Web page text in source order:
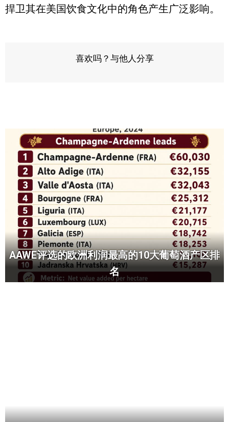
捍卫其在美国饮食文化中的角色产生广泛影响。
喜欢吗？与他人分享
AAWE评选的欧洲利润最高的10大葡萄酒产区排
名